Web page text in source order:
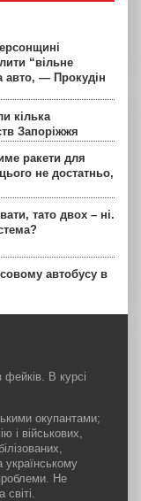
“вільне
— Прокудін
кілька
Запоріжжя
ракети для
не достатньо,
тато двох – ні.
автобусу в
В курсі
окупантами;
і військових,
українському
Не